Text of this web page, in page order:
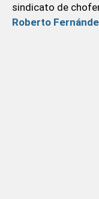
sindicato de
Roberto